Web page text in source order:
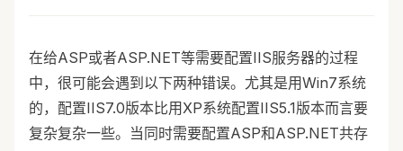
在给ASP或者ASP.NET等需要配置IIS服务器的过程
中，很可能会遇到以下两种错误。尤其是用Win7系统
的，配置IIS7.0版本比用XP系统配置IIS5.1版本而言要
复杂复杂一些。当同时需要配置ASP和ASP.NET共存